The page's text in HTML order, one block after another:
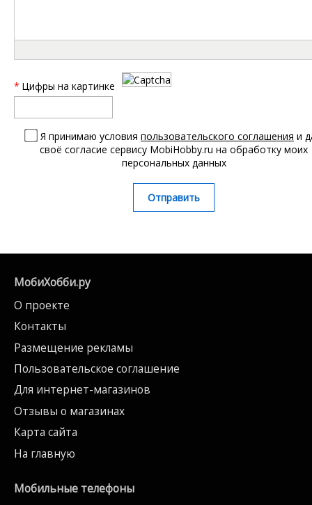
* Цифры на картинке
Я принимаю условия пользовательского соглашения и
своё согласие сервису MobiHobby.ru на обработку моих
персональных данных
Отправить
МобиХобби.ру
О проекте
Контакты
Размещение рекламы
Пользовательское соглашение
Для интернет-магазинов
Отзывы о магазинах
Карта сайта
На главную
Мобильные телефоны